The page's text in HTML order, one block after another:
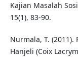
Kajian Masalah
15(1), 83-90.
Nurmala, T.
Hanjeli (Coix